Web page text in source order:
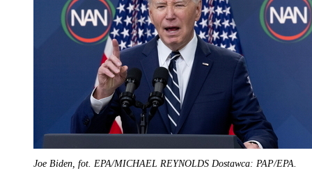
Joe Biden, fot. EPA/MICHAEL REYNOLDS Dostawca: PAP/EPA.